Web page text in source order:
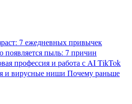
7 ежедневных привычек
появляется пыль: 7 причин
профессия и работа с AITikTok
и вирусные ниши Почему раньше